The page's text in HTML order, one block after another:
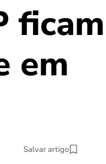
ficam
em
Salvar artigo